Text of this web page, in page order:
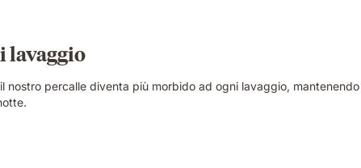
lavaggio
nostro percalle diventa più morbido ad ogni lavaggio,